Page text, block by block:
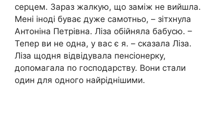
серцем. Зараз жалкую, що замiж не вийшла.
Мені іноді буває дуже самотньо, – зітхнула
Антоніна Петрівна. Ліза обійняла бабусю. –
Тепер ви не одна, у вас є я. – сказала Ліза.
Ліза щодня відвідувала пенсіонерку,
допомагала по господарству. Вони стали
один для одного найріднішими.